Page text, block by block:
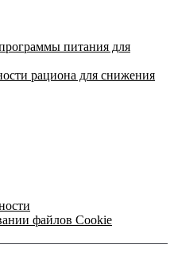
питания для
рациона для снижения
файлов Cookie